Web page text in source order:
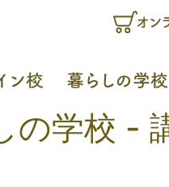
の学校 -